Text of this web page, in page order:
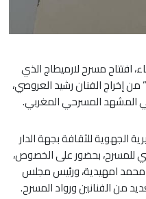
افتتاح مسرح لارميطاج الذي
إخراج الفنان رشيد العروصي،
المشهد المسرحي المغربي.
الجهوية للثقافة بجهة الدار
للمسرح، بحضور على الخصوص،
محمد امهيدية، ورئيس مجلس
من الفنانين ورواد المسرح.